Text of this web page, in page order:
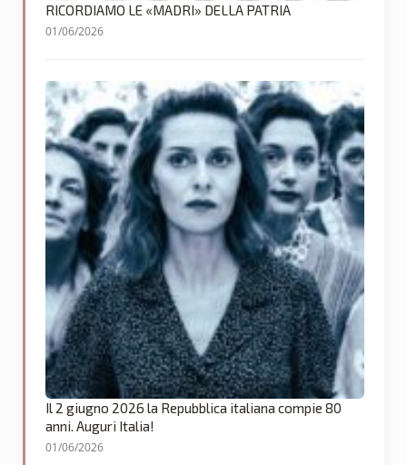
RICORDIAMO LE «MADRI» DELLA PATRIA
01/06/2026
Il 2 giugno 2026 la Repubblica italiana compie 80
anni. Auguri Italia!
01/06/2026